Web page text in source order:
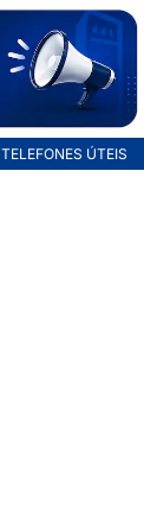
TELEFONES ÚTEIS